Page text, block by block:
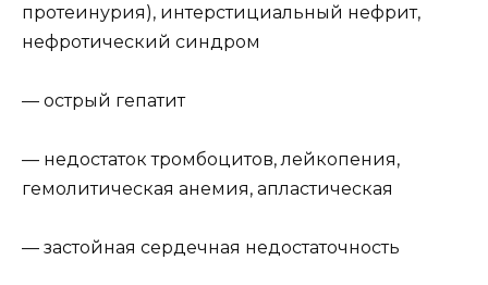
протеинурия), интерстициальный нефрит,
нефротический синдром
— острый гепатит
— недостаток тромбоцитов, лейкопения,
гемолитическая анемия, апластическая
— застойная сердечная недостаточность